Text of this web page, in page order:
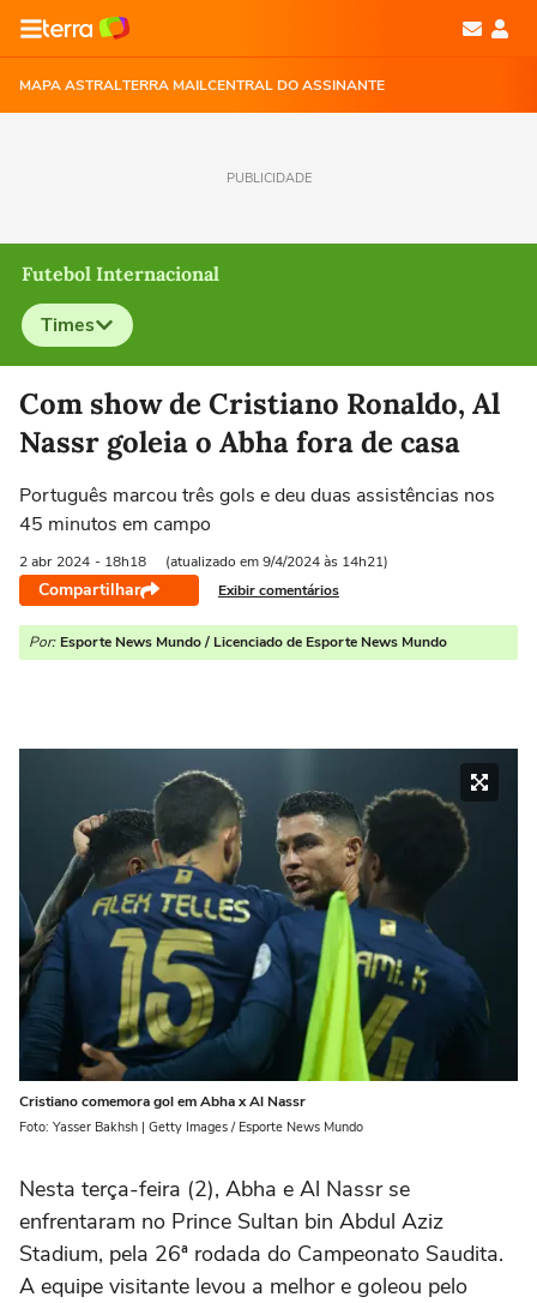
MAPA ASTRALTERRA MAILCENTRAL DO ASSINANTE
PUBLICIDADE
Futebol Internacional
Times
Selecione o time para ver as notícias
Com show de Cristiano Ronaldo, Al
Nassr goleia o Abha fora de casa
Português marcou três gols e deu duas assistências nos
45 minutos em campo
2 abr 2024 - 18h18 (atualizado em 9/4/2024 às 14h21)
Compartilhar Exibir comentários
Por: Esporte News Mundo / Licenciado de Esporte News Mundo
Cristiano comemora gol em Abha x Al Nassr
Foto: Yasser Bakhsh | Getty Images / Esporte News Mundo
Nesta terça-feira (2), Abha e Al Nassr se
enfrentaram no Prince Sultan bin Abdul Aziz
Stadium, pela 26ª rodada do Campeonato Saudita.
A equipe visitante levou a melhor e goleou pelo